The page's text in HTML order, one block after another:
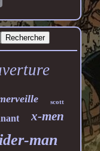
scott
x-men
man